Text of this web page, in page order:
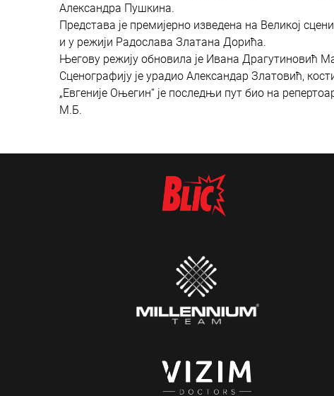
Александра Пушкина.
Представа је премијерно изведена на Великој
и у режији Радослава Златана Дорића.
Његову режију обновила је Ивана Драгутиновић
Сценографију је урадио Александар Златовић,
„Евгеније Оњегин“ је последњи пут био на
М.Б.